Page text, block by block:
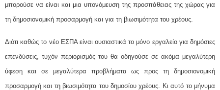
μπορούσε να είναι και μια υπονόμευση της προσπάθειας της χώρας για
τη δημοσιονομική προσαρμογή και για τη βιωσιμότητα του χρέους.
Διότι καθώς το νέο ΕΣΠΑ είναι ουσιαστικά το μόνο εργαλείο για δημόσιες
επενδύσεις, τυχόν περιορισμός του θα οδηγούσε σε ακόμα μεγαλύτερη
ύφεση και σε μεγαλύτερα προβλήματα ως προς τη δημοσιονομική
προσαρμογή και τη βιωσιμότητα του δημοσίου χρέους. Κι αυτό το μήνυμα